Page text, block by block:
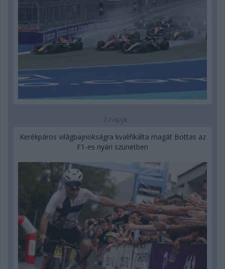
2 napja
Kerékpáros világbajnokságra kvalifikálta magát Bottas az
F1-es nyári szünetben